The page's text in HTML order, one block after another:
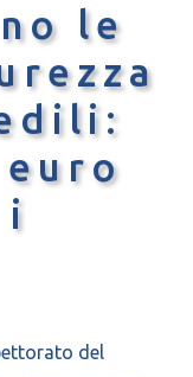
le
i
del